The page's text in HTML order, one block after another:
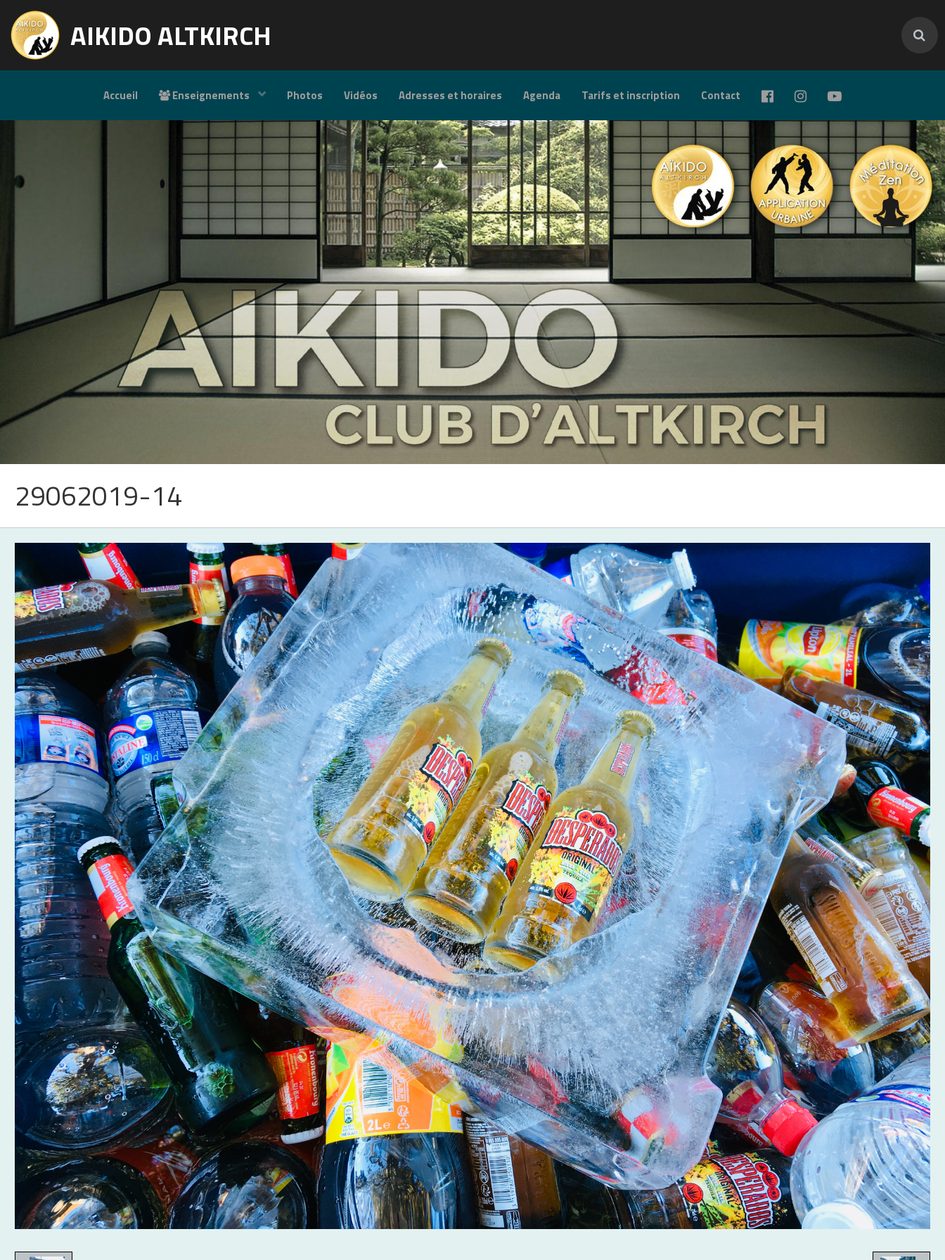
AIKIDO ALTKIRCH
Accueil Enseignements Photos Vidéos Adresses et horaires Agenda Tarifs et inscription Contact
29062019-14